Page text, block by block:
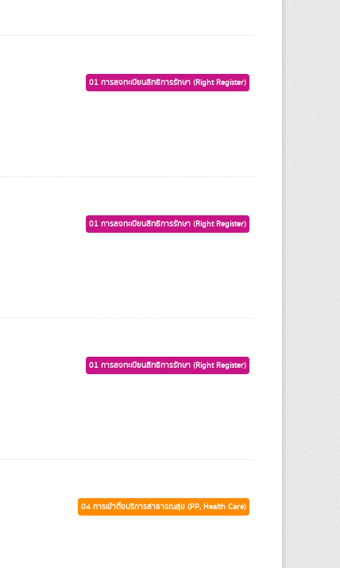
01 การลงทะเบียนสิทธิการรักษา (Right Register)
01 การลงทะเบียนสิทธิการรักษา (Right Register)
01 การลงทะเบียนสิทธิการรักษา (Right Register)
04 การเข้าถึงบริการสาธารณสุข (PP, Health Care)